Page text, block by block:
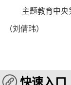
主题教育中央
（刘倩玮）